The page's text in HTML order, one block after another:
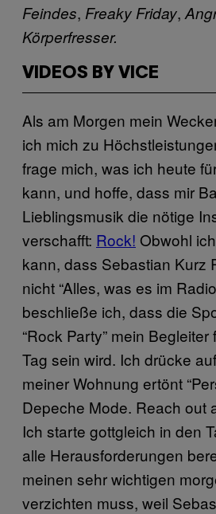
Feindes, Freaky Friday,
Körperfresser.
VIDEOS BY VICE
Als am Morgen mein
ich mich zu
frage mich, was ich heute
kann, und hoffe, dass mir
Lieblingsmusik die nötige
verschafft: Rock! Obwohl
kann, dass Sebastian Kurz
nicht “Alles, was es im
beschließe ich, dass die
“Rock Party” mein
Tag sein wird. Ich drücke
meiner Wohnung ertönt
Depeche Mode. Reach out
Ich starte gottgleich in den
alle Herausforderungen
meinen sehr wichtigen
verzichten muss, weil